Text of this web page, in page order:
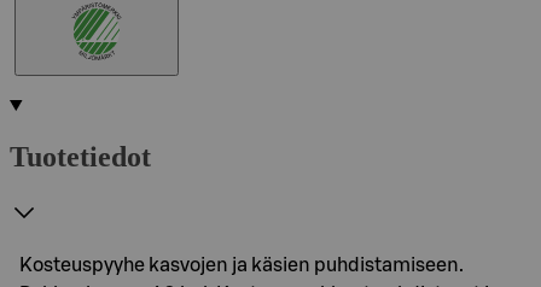
Tuotetiedot
Kosteuspyyhe kasvojen ja käsien puhdistamiseen.